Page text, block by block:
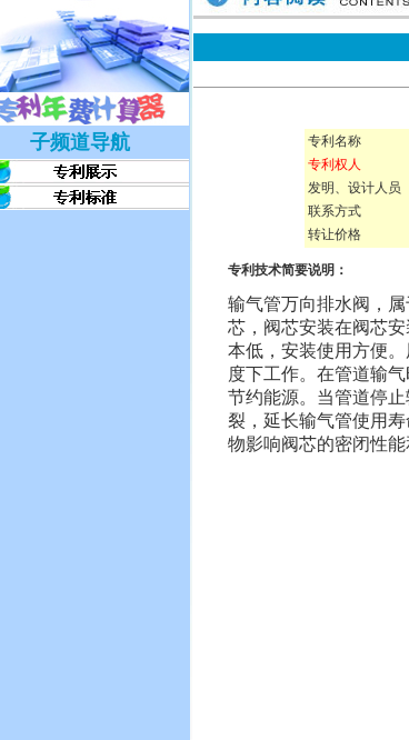
子频道导航 专利名称
专利权人
发明、设计人员
联系方式
转让价格
专利技术简要说明：
输气管万向排水阀，
芯，阀芯安装在阀芯
本低，安装使用方便
度下工作。在管道输
节约能源。当管道停
裂，延长输气管使用
物影响阀芯的密闭性能